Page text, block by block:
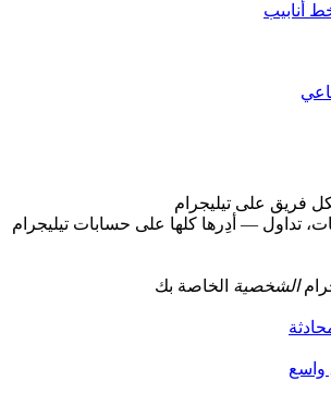
على تيليجرام
— أدِرها كلها على حسابات تيليجرام
الشخصيةالخاصة بك